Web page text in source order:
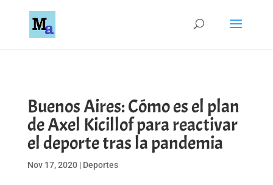
Buenos Aires: Cómo es el plan
de Axel Kicillof para reactivar
el deporte tras la pandemia
Nov 17, 2020| Deportes